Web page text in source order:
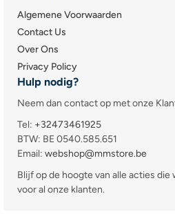
Algemene Voorwaarden
Contact Us
Over Ons
Privacy Policy
Hulp nodig?
Neem dan contact op met onze
Tel: +32473461925
BTW: BE 0540.585.651
Email: webshop@mmstore.be
Blijf op de hoogte van alle acties
voor al onze klanten.